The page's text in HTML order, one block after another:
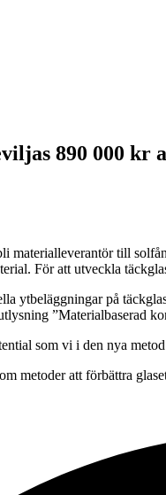
890 000 kr
materialleverantör till
För att utveckla
ytbeläggningar på
”Materialbaserad
som vi i den nya
metoder att förbättra